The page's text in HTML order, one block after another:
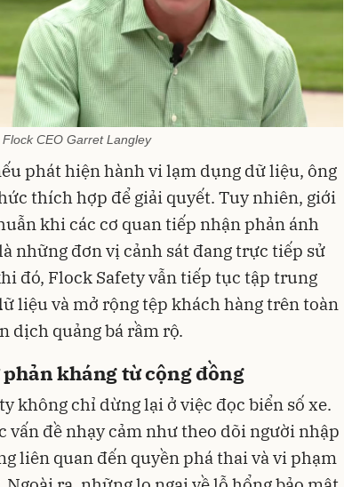
Flock CEO Garret Langley
phát hiện hành vi lạm dụng dữ liệu, ông
thích hợp để giải quyết. Tuy nhiên, giới
khi các cơ quan tiếp nhận phản ánh
những đơn vị cảnh sát đang trực tiếp sử
đó, Flock Safety vẫn tiếp tục tập trung
liệu và mở rộng tệp khách hàng trên toàn
dịch quảng bá rầm rộ.
kháng từ cộng đồng
không chỉ dừng lại ở việc đọc biển số xe.
vấn đề nhạy cảm như theo dõi người nhập
liên quan đến quyền phá thai và vi phạm